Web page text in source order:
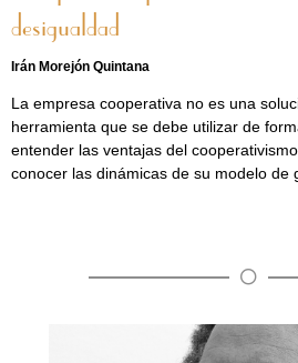
desigualdad
Irán Morejón Quintana
La empresa cooperativa no es una
herramienta que se debe utilizar de
entender las ventajas del
conocer las dinámicas de su modelo de